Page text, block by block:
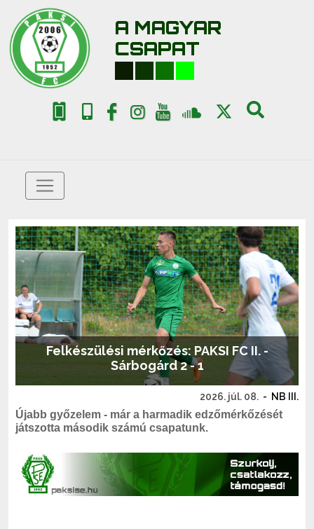
A MAGYAR
CSAPAT
Felkészülési mérkőzés: PAKSI FC II. -
Sárbogárd 2 - 1
2026. júl. 08. - NB III.
Újabb győzelem - már a harmadik edzőmérkőzését
játszotta második számú csapatunk.